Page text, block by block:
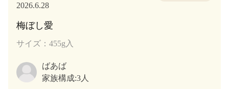
2026.6.28
梅ぼし愛
サイズ：455g入
ばあば
家族構成:3人